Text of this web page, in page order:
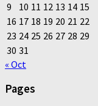
9
10 11 12 13 14 15
16 17 18 19 20 21 22
23 24 25 26 27 28 29
30 31
« Oct
Pages